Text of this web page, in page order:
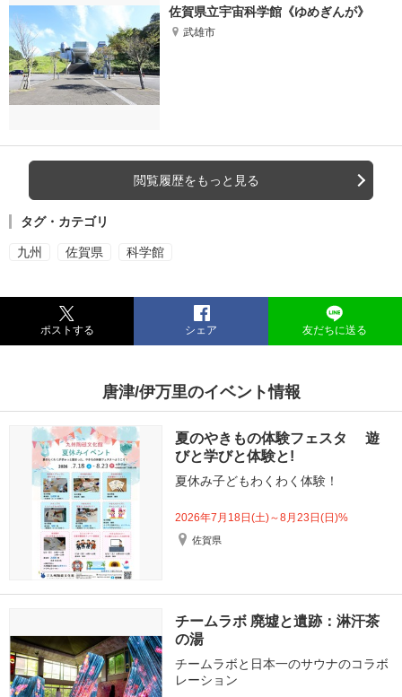
佐賀県立宇宙科学館《ゆめぎんが》
武雄市
閲覧履歴をもっと見る
タグ・カテゴリ
九州 佐賀県 科学館
ポストする シェア 友だちに送る
唐津/伊万里のイベント情報
夏のやきもの体験フェスタ 遊
びと学びと体験と!
夏休み子どもわくわく体験！
2026年7月18日(土)～8月23日(日)%
佐賀県
チームラボ 廃墟と遺跡：淋汗茶
の湯
チームラボと日本一のサウナのコラボ
レーション